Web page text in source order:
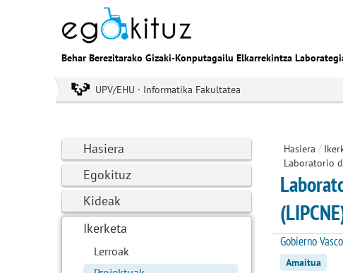
Behar Berezitarako Gizaki-Konputagailu Elkarrekintza
UPV/EHU · Informatika Fakultatea
Hasiera
Egokituz
Kideak
Ikerketa
Lerroak
Hasiera /
Laboratorio
Gobierno
Amaitua